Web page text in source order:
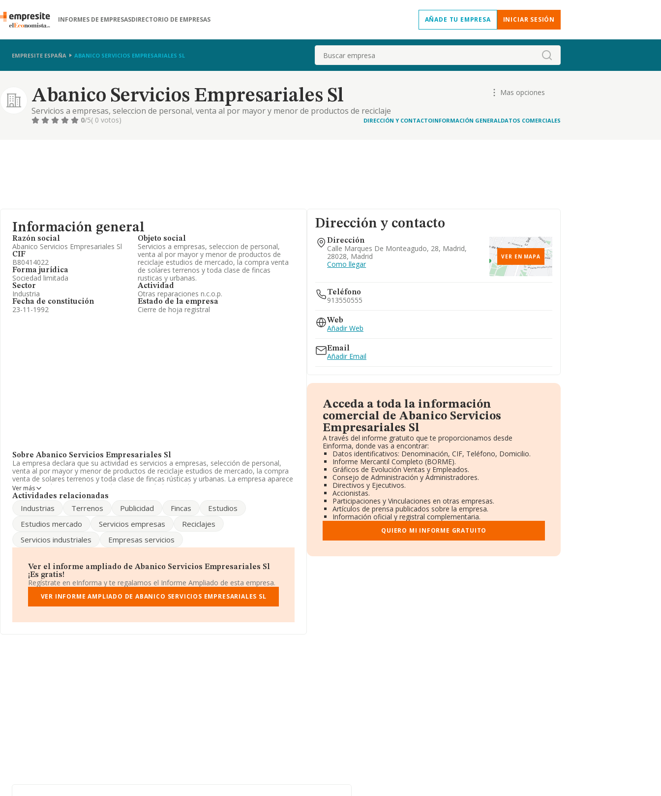
INFORMES DE EMPRESASDIRECTORIO DE EMPRESAS AÑADE TU EMPRESA INICIAR SESIÓN
EMPRESITE ESPAÑA ABANICO SERVICIOS EMPRESARIALES SL Buscar
Abanico Servicios Empresariales Sl
Servicios a empresas, seleccion de personal, venta al por mayor y menor de productos de reciclaje
estudios de mercado, la compra venta de solares terrenos y toda clase de fincas rusticas y urbanas.
Mas opciones
0/5( 0 votos) DIRECCIÓN Y CONTACTOINFORMACIÓN GENERALDATOS COMERCIALES
Información general
Razón social
Abanico Servicios Empresariales Sl
CIF
B80414022
Forma jurídica
Sociedad limitada
Sector
Industria
Fecha de constitución
23-11-1992
Objeto social
Servicios a empresas, seleccion de personal,
venta al por mayor y menor de productos de
reciclaje estudios de mercado, la compra venta
de solares terrenos y toda clase de fincas
rusticas y urbanas.
Actividad
Otras reparaciones n.c.o.p.
Estado de la empresa
Cierre de hoja registral
Sobre Abanico Servicios Empresariales Sl
La empresa declara que su actividad es servicios a empresas, selección de personal,
venta al por mayor y menor de productos de reciclaje estudios de mercado, la compra
venta de solares terrenos y toda clase de fincas rústicas y urbanas. La empresa aparece
inscrita en el Registro Mercantil como Sociedad Limitada. Tiene CNAE: 3319 -
'Reparación de otros equipos'. La sociedad es importadora.
Para más información es posible contactar a través del teléfono 913550555.
La empresa española
Abanico Servicios Empresariales S.L, con número de
28, (28028), en el municipio de Madrid, Madrid.
sector, la facturación en el ámbito nacional alcanza los 409 millones de euros y se
estima que el promedio de la facturación entre todas las empresas es de 229 mil euros.
Teniendo en cuenta la información sobre Madrid, en la base de datos INFORMA
constan 342 empresas, cuyas ventas en 1998 han alcanzado los 68 millones de euros.
Para aportar ulterior información de interés en el ámbito sectorial, la media de
empleados es de 3. La antigüedad alcanza los 22 años desde la constitución.
Ver más
Actividades relacionadas
Industrias Terrenos Publicidad Fincas
Estudios
Estudios mercado
Servicios empresas
Reciclajes
Servicios industriales
Empresas servicios
Ver el informe ampliado de Abanico Servicios Empresariales Sl
¡Es gratis!
Regístrate en eInforma y te regalamos el Informe Ampliado de esta empresa.
VER INFORME AMPLIADO DE ABANICO SERVICIOS EMPRESARIALES SL
Dirección y contacto
Dirección
Calle Marques De Monteagudo, 28, Madrid,
28028, Madrid
Como llegar
VER EN MAPA
Teléfono
913550555
Web
Añadir Web
Email
Añadir Email
Acceda a toda la información
comercial de Abanico Servicios
Empresariales Sl
A través del informe gratuito que te proporcionamos desde
Einforma, donde vas a encontrar:
Datos identificativos: Denominación, CIF, Teléfono, Domicilio.
Informe Mercantil Completo (BORME).
Gráficos de Evolución Ventas y Empleados.
Consejo de Administración y Administradores.
Directivos y Ejecutivos.
Accionistas.
Participaciones y Vinculaciones en otras empresas.
Artículos de prensa publicados sobre la empresa.
Información oficial y registral complementaria.
QUIERO MI INFORME GRATUITO